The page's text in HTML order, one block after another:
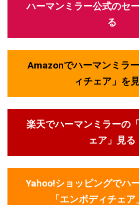
ハーマンミラー公式のセ
る
Amazonでハーマンミラ
ィチェア」を
楽天でハーマンミラーの
ェア」見る
Yahoo!ショッピングでハ
「エンボディチェ